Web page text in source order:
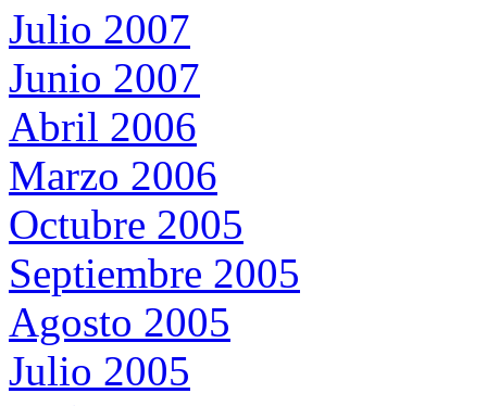
Julio 2007
Junio 2007
Abril 2006
Marzo 2006
Octubre 2005
Septiembre 2005
Agosto 2005
Julio 2005